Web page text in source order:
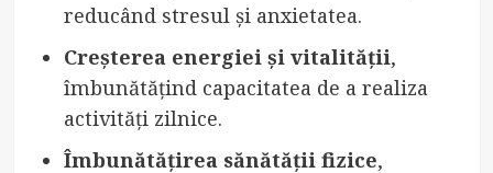
reducând stresul și anxietatea.
Creșterea energiei și vitalității,
îmbunătățind capacitatea de a realiza
activități zilnice.
Îmbunătățirea sănătății fizice,